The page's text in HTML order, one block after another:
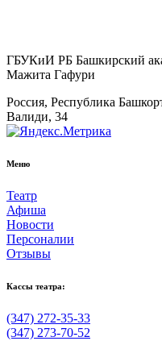
ГБУКиИ РБ Башкирский
Мажита Гафури
Россия, Республика
Валиди, 34
Меню
Театр
Афиша
Новости
Персоналии
Отзывы
Кассы театра:
(347) 272-35-33
(347) 273-70-52